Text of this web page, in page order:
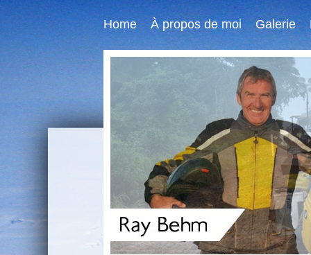
Home À propos de moi Galerie